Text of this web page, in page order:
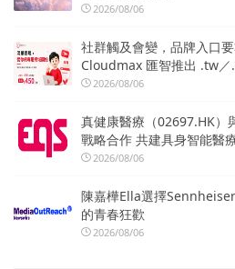
2026/08/06
社群觸及會變，品牌入口
Cloudmax 匯智推出 .tw／
2026/08/06
真健康醫療（02697.HK）
戰略合作 共建具身智能醫
2026/08/06
陳嘉樺Ella選擇
的青春狂歡
2026/08/06